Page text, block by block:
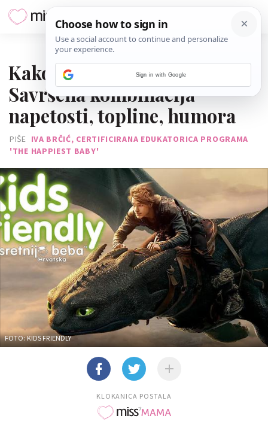
Kako izdresirati zmaja:
Savršena kombinacija
napetosti, topline, humora
PIŠE IVA BRČIĆ, CERTIFICIRANA EDUKATORICA PROGRAMA
'THE HAPPIEST BABY'
FOTO: KIDS FRIENDLY
KLOKANICA POSTALA
Sign in with Google